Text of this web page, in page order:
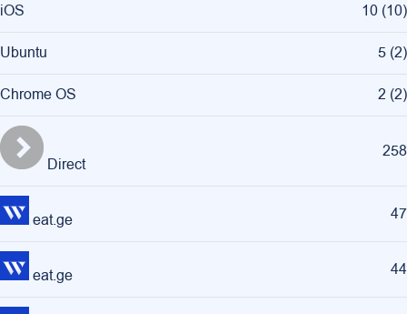
iOS 10 (10)
Ubuntu 5 (2)
Chrome OS 2 (2)
Direct
258
eat.ge 47
eat.ge 44